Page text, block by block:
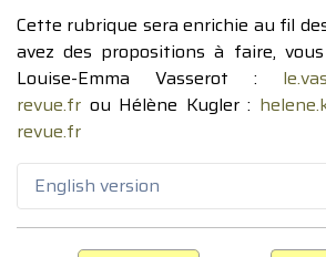
Cette rubrique sera enrichie au fil
avez des propositions à faire,
Louise-Emma Vasserot :
revue.fr ou Hélène Kugler :
revue.fr
English version